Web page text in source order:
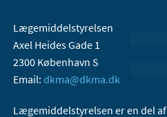
Lægemiddelstyrelsen
Axel Heides Gade 1
2300 København S
Email: dkma@dkma.dk
Lægemiddelstyrelsen er en del af